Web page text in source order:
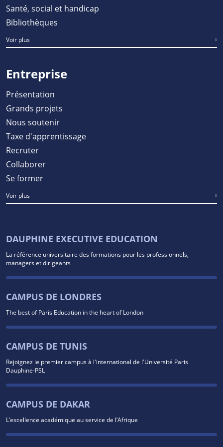
Santé, social et handicap
Bibliothèques
Voir plus
Entreprise
Présentation
Grands projets
Nous soutenir
Taxe d'apprentissage
Recruter
Collaborer
Se former
Voir plus
DAUPHINE EXECUTIVE EDUCATION
La référence universitaire des formations pour les professionnels,
managers et dirigeants
CAMPUS DE LONDRES
The best of Paris Education in the heart of London
CAMPUS DE TUNIS
Rejoignez le premier campus à l'international de l'Université Paris
Dauphine-PSL
CAMPUS DE DAKAR
L’excellence académique au service de l’Afrique